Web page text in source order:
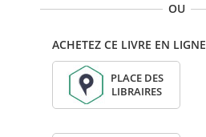
OU
ACHETEZ CE LIVRE EN LIGNE
PLACE DES
LIBRAIRES